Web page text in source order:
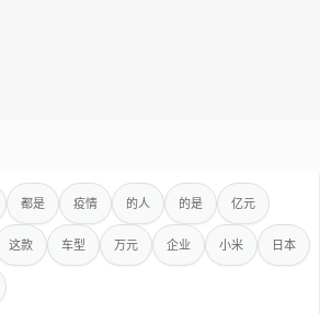
都是 疫情 的人 的是 亿元
这款 车型 万元 企业 小米 日本